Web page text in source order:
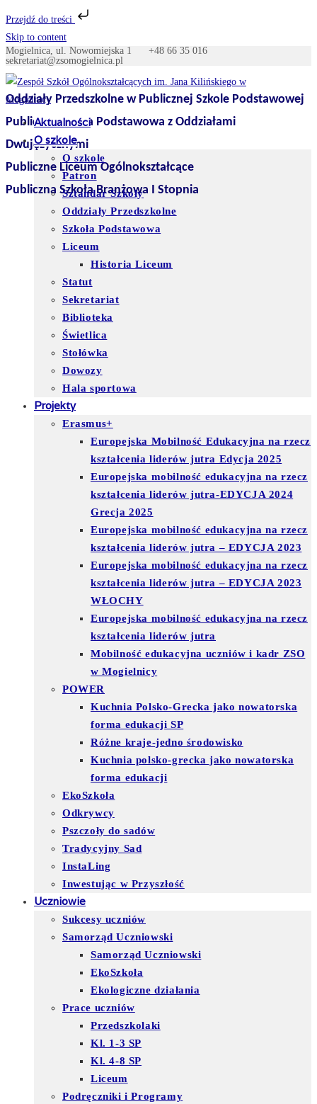
Przejdź do treści
Skip to content
Mogielnica, ul. Nowomiejska 1 +48 66 35 016
sekretariat@zsomogielnica.pl
Oddziały Przedszkolne w Publicznej Szkole Podstawowej
Publiczna Szkoła Podstawowa z Oddziałami
Dwujęzycznymi
Publiczne Liceum Ogólnokształcące
Publiczna Szkoła Branżowa I Stopnia
Aktualności
O szkole
O szkole
Patron
Sztandar Szkoły
Oddziały Przedszkolne
Szkoła Podstawowa
Liceum
Historia Liceum
Statut
Sekretariat
Biblioteka
Świetlica
Stołówka
Dowozy
Hala sportowa
Projekty
Erasmus+
Europejska Mobilność Edukacyjna na rzecz
kształcenia liderów jutra Edycja 2025
Europejska mobilność edukacyjna na rzecz
kształcenia liderów jutra-EDYCJA 2024
Grecja 2025
Europejska mobilność edukacyjna na rzecz
kształcenia liderów jutra – EDYCJA 2023
Europejska mobilność edukacyjna na rzecz
kształcenia liderów jutra – EDYCJA 2023
WŁOCHY
Europejska mobilność edukacyjna na rzecz
kształcenia liderów jutra
Mobilność edukacyjna uczniów i kadr ZSO
w Mogielnicy
POWER
Kuchnia Polsko-Grecka jako nowatorska
forma edukacji SP
Różne kraje-jedno środowisko
Kuchnia polsko-grecka jako nowatorska
forma edukacji
EkoSzkoła
Odkrywcy
Pszczoły do sadów
Tradycyjny Sad
InstaLing
Inwestując w Przyszłość
Uczniowie
Sukcesy uczniów
Samorząd Uczniowski
Samorząd Uczniowski
EkoSzkoła
Ekologiczne działania
Prace uczniów
Przedszkolaki
Kl. 1-3 SP
Kl. 4-8 SP
Liceum
Podręczniki i Programy